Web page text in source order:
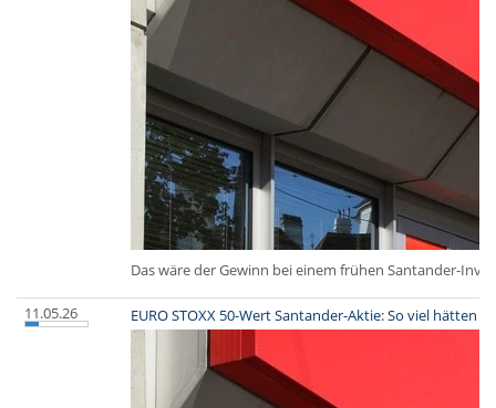
Das wäre der Gewinn bei einem frühen Santander-
11.05.26 EURO STOXX 50-Wert Santander-Aktie: So viel